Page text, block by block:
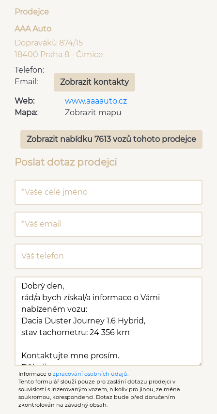
Prodejce
AAA Auto
Dopraváků 874/15
18400 Praha 8 - Čimice
Telefon:
Email:
Zobrazit kontakty
Web:
www.aaaauto.cz
Mapa:
Zobrazit mapu
Zobrazit nabídku 7613 vozů tohoto prodejce
Poslat dotaz prodejci
Informace o zpracování osobních údajů
Tento formulář slouží pouze pro zaslání dotazu prodejci v
souvislosti s inzerovaným vozem, nikoliv pro jinou, zejména
soukromou, korespondenci. Dotaz bude před doručením
zkontrolován na závadný obsah.